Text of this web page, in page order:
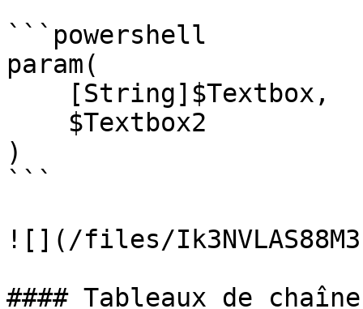
```powershell
param(
)
```
![](/files/
#### Tableaux de